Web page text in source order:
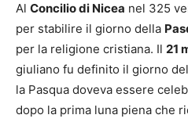
Al Concilio di Nicea nel 325
per stabilire il giorno della
per la religione cristiana. Il 21
giuliano fu definito il giorno
la Pasqua doveva essere
dopo la prima luna piena che